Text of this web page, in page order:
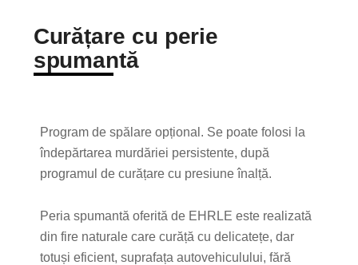
Curățare cu perie
spumantă
Program de spălare opțional. Se poate folosi la
îndepărtarea murdăriei persistente, după
programul de curățare cu presiune înalță.
Peria spumantă oferită de EHRLE este realizată
din fire naturale care curăță cu delicatețe, dar
totuși eficient, suprafața autovehiculului, fără